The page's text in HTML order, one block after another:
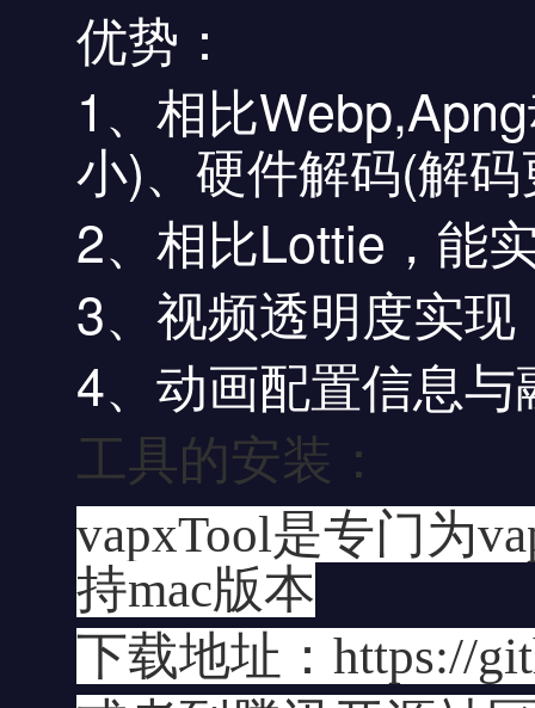
优势：
1、相比
小)、硬件解码(解
2、相比Lottie，能
3、视频透明度实现
4、动画配置信息与
工具的安装：
vapxTool是专门为
持mac版本
下载地址：https://